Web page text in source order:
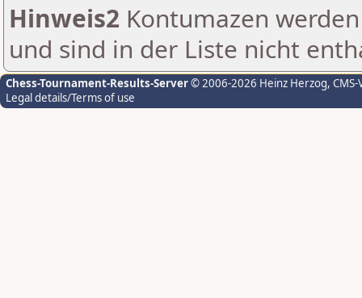
Hinweis2 Kontumazen
und sind in der Liste nicht
Chess-Tournament-Results-Server© 2006-2026 Heinz Herzog,
Legal details/Terms of use